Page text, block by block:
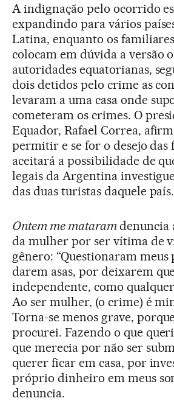
A indignação pelo ocorrido
expandindo para vários
Latina, enquanto os
colocam em dúvida a versão
autoridades equatorianas,
dois detidos pelo crime as
levaram a uma casa onde
cometeram os crimes. O
Equador, Rafael Correa,
permitir e se for o desejo das
aceitará a possibilidade de
legais da Argentina
das duas turistas daquele país.
Ontem me mataramdenuncia
da mulher por ser vítima de
gênero: “Questionaram meus
darem asas, por deixarem
independente, como
Ao ser mulher, (o crime) é
Torna-se menos grave,
procurei. Fazendo o que
que merecia por não ser
querer ficar em casa, por
próprio dinheiro em meus
denuncia.